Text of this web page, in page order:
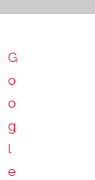
G
o
o
g
l
e